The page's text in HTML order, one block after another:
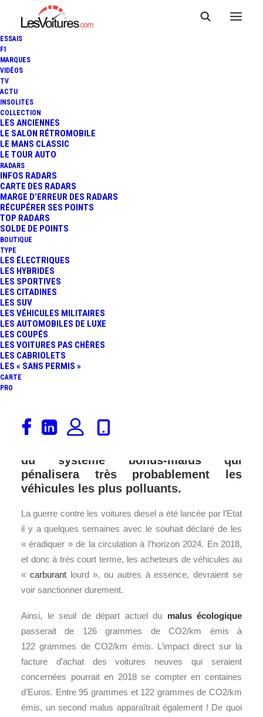
ESSAIS
F1
MARQUES
VIDÉOS
TV
ACTU
INSOLITES
COLLECTION
LES ANCIENNES
LE SALON RÉTROMOBILE
LE MANS CLASSIC
LE TOUR AUTO
RADARS
INFOS RADARS
CARTE DES RADARS
MARGE D’ERREUR DES RADARS
RÉCUPÉRER SES POINTS
TOP RADARS
SOLDE DE POINTS
BOUTIQUE
TYPE
LES ÉLECTRIQUES
LES HYBRIDES
LES SPORTIVES
LES CITADINES
LES SUV
LES VÉHICULES MILITAIRES
LES AUTOMOBILES DE LUXE
LES COUPÉS
LES VOITURES PAS CHÈRES
LES CABRIOLETS
LES « SANS PERMIS »
CARTE
PRO
DURCISSEMENT EN VUE
2 Minutes
D’après le journal
gouvernement français est en passe de
du système bonus-malus qui
pénalisera très probablement les
véhicules les plus polluants.
La guerre contre les voitures diesel a été lancée par l’Etat
il y a quelques semaines avec le souhait déclaré de les
« éradiquer » de la circulation à l’horizon 2024. En 2018,
et donc à très court terme, les acheteurs de véhicules au
« carburantlourd », ou autres à essence, devraient se
voir sanctionner durement.
Ainsi, le seuil de départ actuel du malus écologique
passerait de 126 grammes de CO2/km émis à
122 grammes de CO2/km émis. L’impact direct sur la
facture d’achat des voitures neuves qui seraient
concernées pourrait en 2018 se compter en centaines
d’Euros. Entre 95 grammes et 122 grammes de CO2/km
émis, un second malus apparaîtrait également ! De quoi